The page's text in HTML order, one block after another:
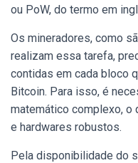
ou PoW, do termo em
Os mineradores, como
realizam essa tarefa,
contidas em cada bloco
Bitcoin. Para isso, é
matemático complexo, o
e hardwares robustos.
Pela disponibilidade do